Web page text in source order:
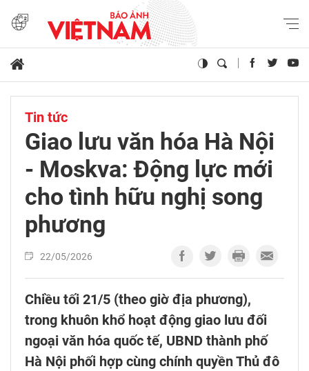
Tin tức
Giao lưu văn hóa Hà Nội
- Moskva: Động lực mới
cho tình hữu nghị song
phương
22/05/2026
Chiều tối 21/5 (theo giờ địa phương),
trong khuôn khổ hoạt động giao lưu đối
ngoại văn hóa quốc tế, UBND thành phố
Hà Nội phối hợp cùng chính quyền Thủ đô